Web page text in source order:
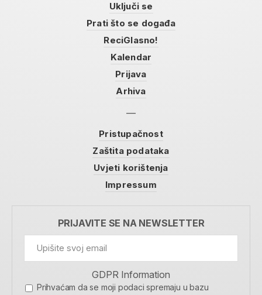
Uključi se
Prati što se događa
ReciGlasno!
Kalendar
Prijava
Arhiva
Pristupačnost
Zaštita podataka
Uvjeti korištenja
Impressum
PRIJAVITE SE NA NEWSLETTER
GDPR Information
Prihvaćam da se moji podaci spremaju u bazu